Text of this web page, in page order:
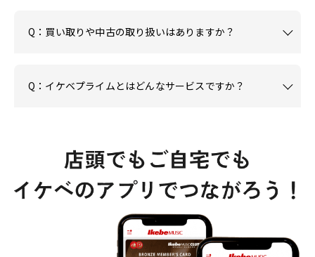
Q：買い取りや中古の取り扱いはありますか？
Q：イケベプライムとはどんなサービスですか？